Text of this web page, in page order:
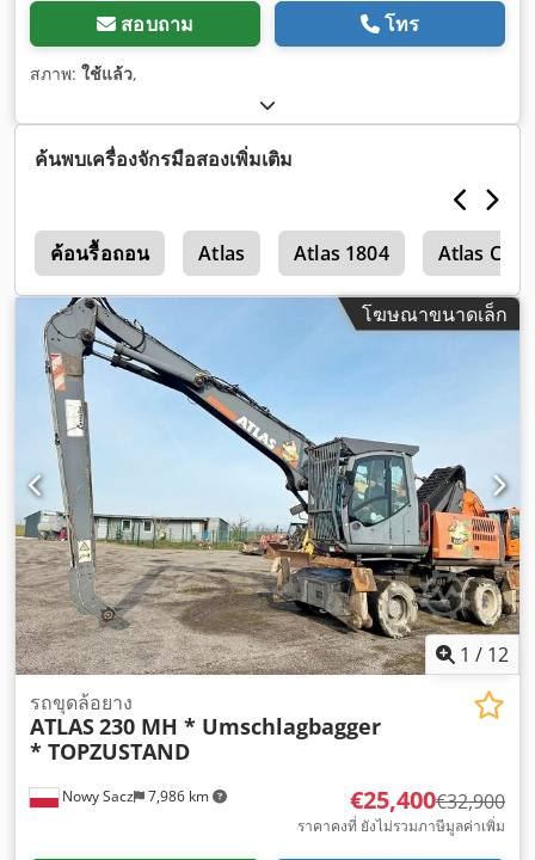
สอบถาม โทร
สภาพ: ใช้แล้ว,
ค้นพบเครื่องจักรมือสองเพิ่มเติม
ค้อนรื้อถอน Atlas Atlas 1804 Atlas
โฆษณาขนาดเล็ก
1 / 12
Nowy Sacz 7,986 km
รถขุดล้อยาง
ATLAS230 MH * Umschlagbagger
* TOPZUSTAND
€25,400€32,900
ราคาคงที่ ยังไม่รวมภาษีมูลค่าเพิ่ม